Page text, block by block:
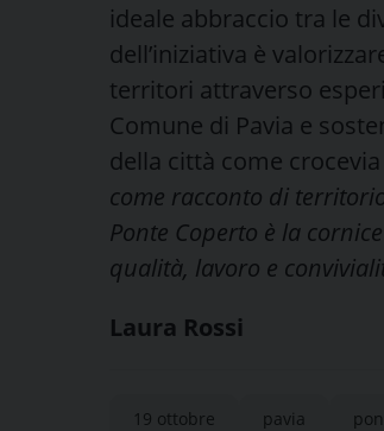
ideale abbraccio tra le
dell’iniziativa è
territori attraverso
Comune di Pavia e
della città come
come racconto di
Ponte Coperto è la
qualità, lavoro e
Laura Rossi
19 ottobre pavia